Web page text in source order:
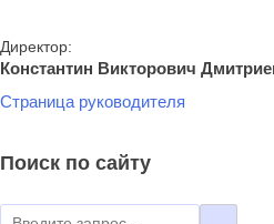
Директор:
Константин Викторович
Страница руководителя
Поиск по сайту